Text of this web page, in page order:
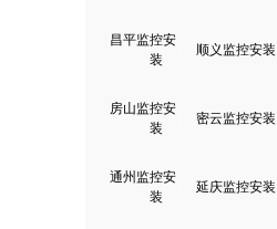
昌平监控安
装
顺义监控安装
房山监控安
装
密云监控安装
通州监控安
装
延庆监控安装